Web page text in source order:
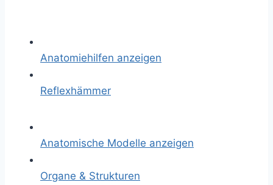
Anatomiehilfen anzeigen
Reflexhämmer
Anatomische Modelle anzeigen
Organe & Strukturen